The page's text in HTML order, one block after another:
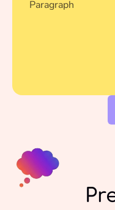
Paragraph